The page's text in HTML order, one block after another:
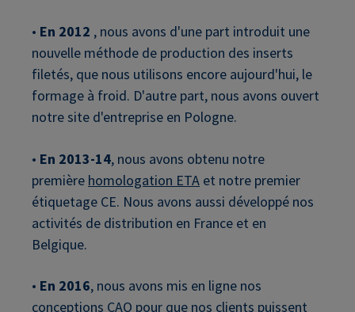
• En 2012 , nous avons d'une part introduit une
nouvelle méthode de production des inserts
filetés, que nous utilisons encore aujourd'hui, le
formage à froid. D'autre part, nous avons ouvert
notre site d'entreprise en Pologne.
• En 2013-14, nous avons obtenu notre
première homologation ETA et notre premier
étiquetage CE. Nous avons aussi développé nos
activités de distribution en France et en
Belgique.
• En 2016, nous avons mis en ligne nos
conceptions CAO pour que nos clients puissent